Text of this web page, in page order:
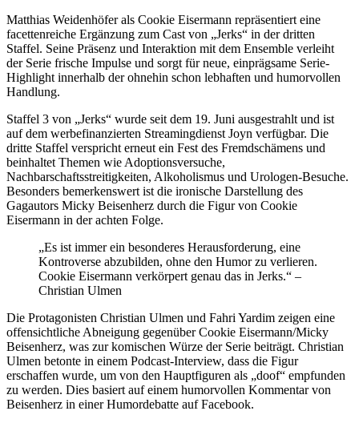
Matthias Weidenhöfer als Cookie Eisermann repräsentiert eine
facettenreiche Ergänzung zum Cast von „Jerks“ in der dritten
Staffel. Seine Präsenz und Interaktion mit dem Ensemble verleiht
der Serie frische Impulse und sorgt für neue, einprägsame Serie-
Highlight innerhalb der ohnehin schon lebhaften und humorvollen
Handlung.
Staffel 3 von „Jerks“ wurde seit dem 19. Juni ausgestrahlt und ist
auf dem werbefinanzierten Streamingdienst Joyn verfügbar. Die
dritte Staffel verspricht erneut ein Fest des Fremdschämens und
beinhaltet Themen wie Adoptionsversuche,
Nachbarschaftsstreitigkeiten, Alkoholismus und Urologen-Besuche.
Besonders bemerkenswert ist die ironische Darstellung des
Gagautors Micky Beisenherz durch die Figur von Cookie
Eisermann in der achten Folge.
„Es ist immer ein besonderes Herausforderung, eine
Kontroverse abzubilden, ohne den Humor zu verlieren.
Cookie Eisermann verkörpert genau das in Jerks.“ –
Christian Ulmen
Die Protagonisten Christian Ulmen und Fahri Yardim zeigen eine
offensichtliche Abneigung gegenüber Cookie Eisermann/Micky
Beisenherz, was zur komischen Würze der Serie beiträgt. Christian
Ulmen betonte in einem Podcast-Interview, dass die Figur
erschaffen wurde, um von den Hauptfiguren als „doof“ empfunden
zu werden. Dies basiert auf einem humorvollen Kommentar von
Beisenherz in einer Humordebatte auf Facebook.